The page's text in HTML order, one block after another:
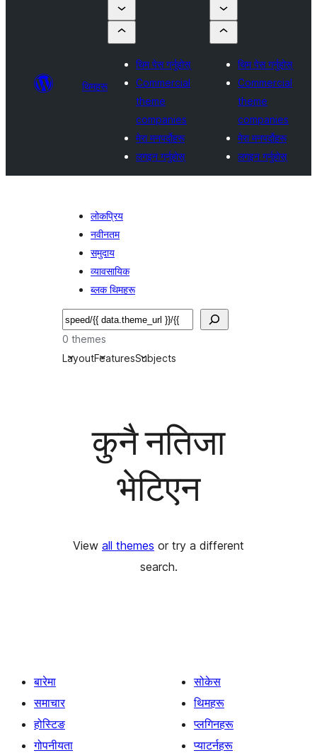
थिमहरू
थिम पेस गर्नुहोस्
Commercial
theme
companies
मेरा मनपर्दोहरू
लगइन गर्नुहोस्
थिम पेस गर्नुहोस्
Commercial
theme
companies
मेरा मनपर्दोहरू
लगइन गर्नुहोस्
लोकप्रिय
नवीनतम
समुदाय
व्यावसायिक
ब्लक थिमहरू
खोज्नुहोस्
0 themes
LayoutFeaturesSubjects
कुनै नतिजा
भेटिएन
View all themes or try a different
search.
बारेमा
समाचार
होस्टिङ
गोपनीयता
सोकेस
थिमहरू
प्लगिनहरू
प्याटर्नहरू